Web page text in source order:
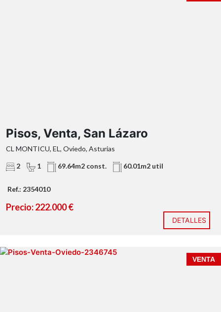
Pisos, Venta, San Lázaro
CL MONTICU, EL, Oviedo, Asturias
2 1 69.64m2 const. 60.01m2 util
Ref.: 2354010
Precio: 222.000 €
DETALLES
VENTA